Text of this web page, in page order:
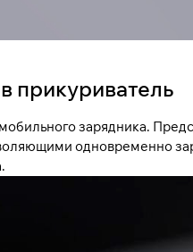
прикуриватель
зарядника.
одновременно